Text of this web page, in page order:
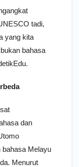
tadi,
yang kita
bahasa
dan
bahasa Melayu
Menurut